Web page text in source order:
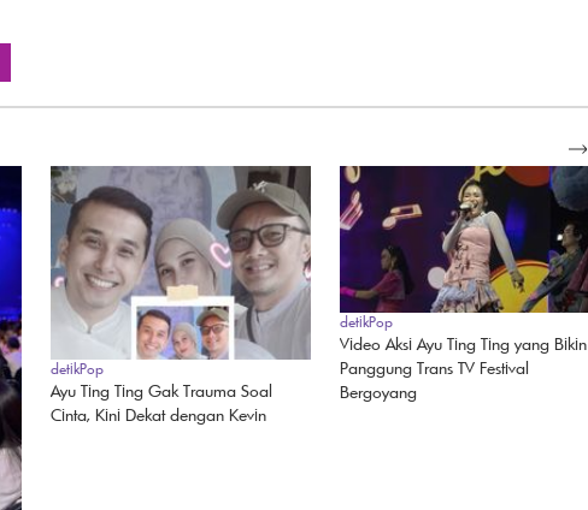
detikPop
Ayu Ting Ting Gak Trauma Soal
Cinta, Kini Dekat dengan Kevin
detikPop
Video Aksi Ayu Ting Ting yang Bikin
Panggung Trans TV Festival
Bergoyang